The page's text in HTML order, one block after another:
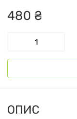
480 ₴
ОПИС